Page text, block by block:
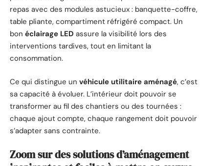
repas avec des modules astucieux : banquette-coffre,
table pliante, compartiment réfrigéré compact. Un
bon éclairage LED assure la visibilité lors des
interventions tardives, tout en limitant la
consommation.
Ce qui distingue un véhicule utilitaire aménagé, c’est
sa capacité à évoluer. L’intérieur doit pouvoir se
transformer au fil des chantiers ou des tournées :
chaque ajout compte, chaque rangement doit pouvoir
s’adapter sans contrainte.
Zoom sur des solutions d’aménagement